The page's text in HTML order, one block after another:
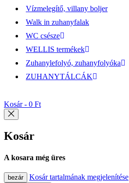
Vízmelegítő, villany boljer
Walk in zuhanyfalak
WC csésze
WELLIS termékek
Zuhanylefolyó, zuhanyfolyóka
ZUHANYTÁLCÁK
Kosár - 0 Ft
Kosár
A kosara még üres
bezár Kosár tartalmának megjelenítése